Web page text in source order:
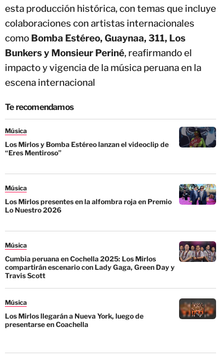
esta producción histórica, con temas que incluye
colaboraciones con artistas internacionales
como Bomba Estéreo, Guaynaa, 311, Los
Bunkers y Monsieur Periné, reafirmando el
impacto y vigencia de la música peruana en la
escena internacional
Te recomendamos
Música
Los Mirlos y Bomba Estéreo lanzan el videoclip de
“Eres Mentiroso”
Música
Los Mirlos presentes en la alfombra roja en Premio
Lo Nuestro 2026
Música
Cumbia peruana en Cochella 2025: Los Mirlos
compartirán escenario con Lady Gaga, Green Day y
Travis Scott
Música
Los Mirlos llegarán a Nueva York, luego de
presentarse en Coachella